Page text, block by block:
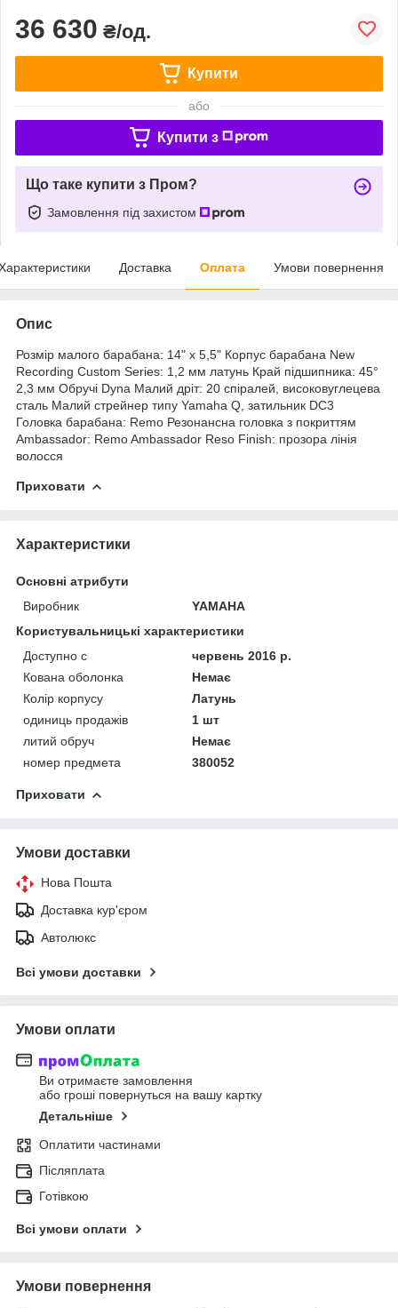
36 630 ₴/од.
Купити
або
Купити з
Що таке купити з Пром?
Замовлення під захистом
Доставка Оплата Умови повернення
Опис
Розмір малого барабана: 14" x 5,5" Корпус барабана New
Recording Custom Series: 1,2 мм латунь Край підшипника: 45°
2,3 мм Обручі Dyna Малий дріт: 20 спіралей, високовуглецева
сталь Малий стрейнер типу Yamaha Q, затильник DC3
Головка барабана: Remo Резонансна головка з покриттям
Ambassador: Remo Ambassador Reso Finish: прозора лінія
волосся
Приховати
Характеристики
Основні атрибути
Виробник
YAMAHA
Користувальницькі характеристики
Доступно с
червень 2016 р.
Кована оболонка
Немає
Колір корпусу
Латунь
одиниць продажів
1 шт
литий обруч
Немає
номер предмета
380052
Приховати
Умови доставки
Нова Пошта
Доставка кур'єром
Автолюкс
Всі умови доставки
Умови оплати
Ви отримаєте замовлення
або гроші повернуться на вашу картку
Детальніше
Оплатити частинами
Післяплата
Готівкою
Всі умови оплати
Умови повернення